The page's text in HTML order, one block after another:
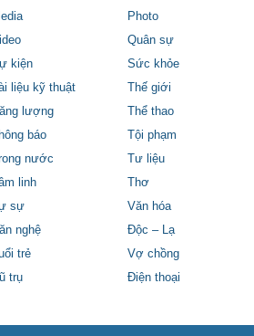
Photo
Quân sự
kiện
Sức khỏe
liệu kỹ thuật
Thế giới
lượng
Thể thao
báo
Tội phạm
nước
Tư liệu
linh
Thơ
sự
Văn hóa
nghệ
Độc – Lạ
trẻ
Vợ chồng
trụ Điện thoại